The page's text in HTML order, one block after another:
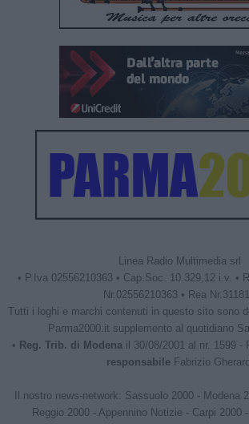
Linea Radio Multimedia srl
• P.Iva 02556210363 • Cap.Soc. 10.329,12 i.v. •
Nr.02556210363 • Rea
Tutti i loghi e marchi contenuti in questo sito sono
Parma2000.it supplemento al quotidiano
• Reg. Trib. di Modena il 30/08/2001 al nr. 1599 -
responsabileFabrizio
Il nostro news-network: Sassuolo 2000- Modena
Reggio 2000- Appennino Notizie - Carpi 2000-